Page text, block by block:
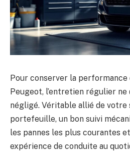
Pour conserver la performance
Peugeot, l’entretien régulier
négligé. Véritable allié de
portefeuille, un bon suivi
les pannes les plus courantes
expérience de conduite au